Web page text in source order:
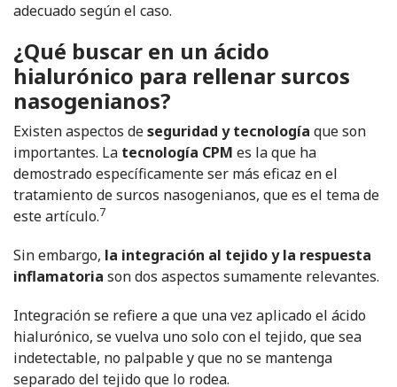
adecuado según el caso.
¿Qué buscar en un ácido
hialurónico para rellenar surcos
nasogenianos?
Existen aspectos deseguridad y tecnología que son
importantes. La tecnología CPM es la que ha
demostrado específicamente ser más eficaz en el
tratamiento de surcos nasogenianos, que es el tema de
este artículo.7
Sin embargo, la integración al tejido y la respuesta
inflamatoria son dos aspectos sumamente relevantes.
Integración se refiere a que una vez aplicado el ácido
hialurónico, se vuelva uno solo con el tejido, que sea
indetectable, no palpable y que no se mantenga
separado del tejido que lo rodea.